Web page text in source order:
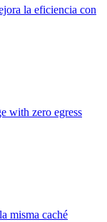
la eficiencia con
with zero egress
misma caché